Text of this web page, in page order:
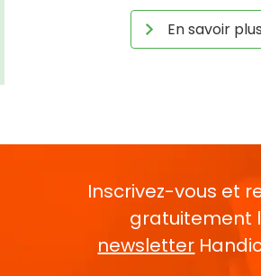
En savoir plus
Inscrivez-vous et
gratuitement
newsletter